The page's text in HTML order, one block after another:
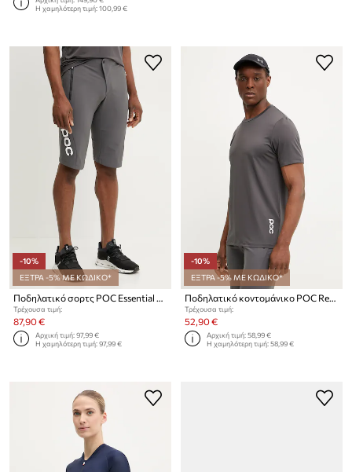
Η χαμηλότερη τιμή:100,99 €
-10%
ΕΞΤΡΑ -5% ΜΕ ΚΩΔΙΚΟ*
Τρέχουσα τιμή:
87,90 €
Αρχική τιμή:97,99 €
Η χαμηλότερη τιμή:97,99 €
-10%
ΕΞΤΡΑ -5% ΜΕ ΚΩΔΙΚΟ*
Τρέχουσα τιμή:
52,90 €
Αρχική τιμή:58,99 €
Η χαμηλότερη τιμή:58,99 €